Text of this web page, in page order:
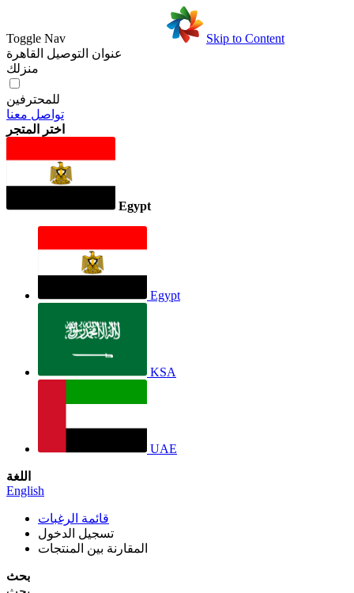
Toggle Nav
Skip to Content
عنوان التوصيل القاهرة
منزلك
للمحترفين
تواصل معنا
اختر المتجر
Egypt
Egypt
KSA
UAE
اللغة
English
قائمة الرغبات
تسجيل الدخول
المقارنة بين المنتجات
بحث